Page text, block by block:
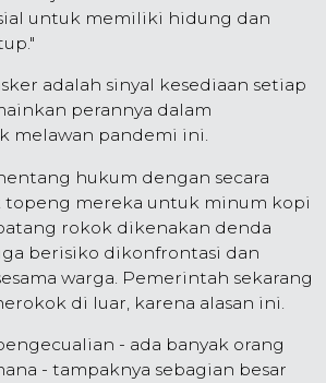
untuk memiliki hidung dan
adalah sinyal kesediaan setiap
perannya dalam
melawan pandemi ini.
hukum dengan secara
topeng mereka untuk minum kopi
rokok dikenakan denda
berisiko dikonfrontasi dan
warga. Pemerintah sekarang
di luar, karena alasan ini.
- ada banyak orang
- tampaknya sebagian besar